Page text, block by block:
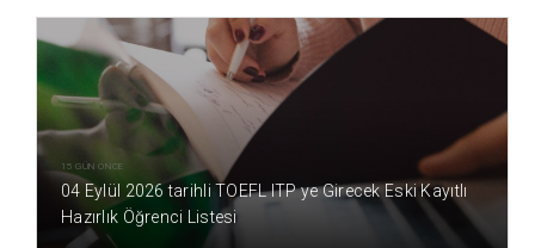
15 GÜN ÖNCE
04 Eylül 2026 tarihli TOEFL ITP ye Girecek Eski Kayıtlı
Hazırlık Öğrenci Listesi